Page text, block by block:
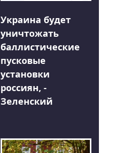
Украина будет
уничтожать
баллистические
пусковые
установки
россиян, -
Зеленский